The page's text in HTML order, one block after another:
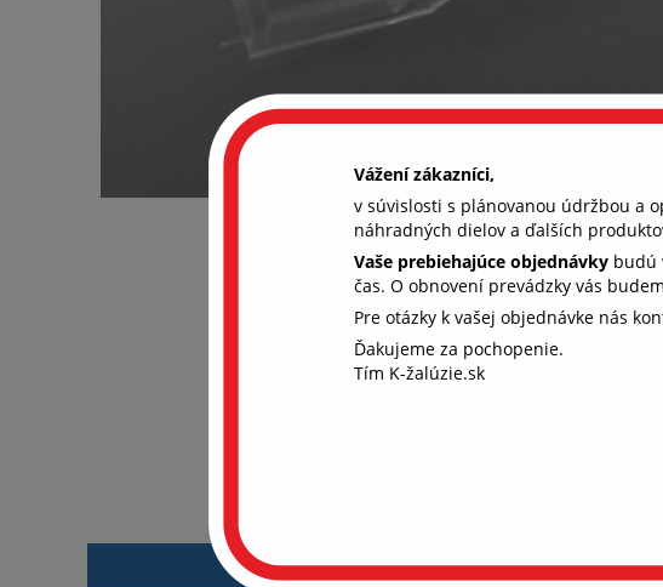
POPIS
Aby všetko
Vážení zákazníci,
v súvislosti s plánovanou údržbou a
náhradných dielov a ďalších
Vaše prebiehajúce objednávky budú
čas. O obnovení prevádzky vás
Pre otázky k vašej objednávke nás
Ďakujeme za pochopenie.
Tím K-žalúzie.sk